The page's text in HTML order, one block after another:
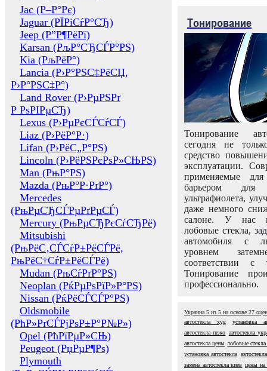
Jac (Р–Р°Рє)
Jaguar (РЇРіСѓР°СЂ)
Jeep (Р”Р¶РёРї)
Karsan (РљР°СЂСЃР°РЅ)
Kia (РљРёР°)
Lancia (Р›Р°РЅС‡РёСЏ,
Р›Р°РЅС‡Р°)
Land Rover (Р›РµРЅРґ
Р РѕРІРµСЂ)
Lexus (Р›РµРєСЃСѓСЃ)
Liaz (Р›РёР°Р·)
Lifan (Р›РёС„Р°РЅ)
Lincoln (Р›РёРЅРєРѕР»СЊРЅ)
Man (РњР°РЅ)
Mazda (РњР°Р·РґР°)
Mercedes
(РњРµСЂСЃРµРґРµСЃ)
Mercury (РњРµСЂРєСѓСЂРё)
Mitsubishi
(РњРёС‚СЃСѓР±РёСЃРё,
РњРёС†СѓР±РёСЃРё)
Mudan (РњСѓРґР°РЅ)
Neoplan (РќРµРѕРїР»Р°РЅ)
Nissan (РќРёСЃСЃР°РЅ)
Oldsmobile
(РћР»РґСЃРјРѕР±Р°Р№Р»)
Opel (РћРїРµР»СЊ)
Peugeot (РџРµР¶Рѕ)
Plymouth
Тонирование
Тонирование
сегодня не
средство
эксплуатации.
применяемые
барьером для
ультрафиолета,
даже немного
салоне. У нас
лобовые стекла,
автомобиля с
уровнем
соответствии с
Тонирование
профессионально.
Украина 5 из 5 на основе 27
автостекла xyg
установка
автостекла пежо автостекла
автостекла цены лобовые
установка автостекла
замена автостекла киев цены на